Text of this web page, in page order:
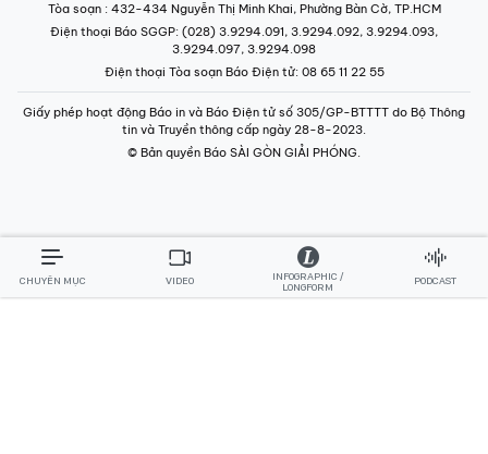
Tòa soạn : 432-434 Nguyễn Thị Minh Khai, Phường Bàn Cờ, TP.HCM
Điện thoại Báo SGGP: (028) 3.9294.091, 3.9294.092, 3.9294.093,
3.9294.097, 3.9294.098
Điện thoại Tòa soạn Báo Điện tử: 08 65 11 22 55
Giấy phép hoạt động Báo in và Báo Điện tử số 305/GP-BTTTT do Bộ Thông
tin và Truyền thông cấp ngày 28-8-2023.
© Bản quyền Báo SÀI GÒN GIẢI PHÓNG.
CHUYÊN MỤC VIDEO
INFOGRAPHIC /
LONGFORM
PODCAST